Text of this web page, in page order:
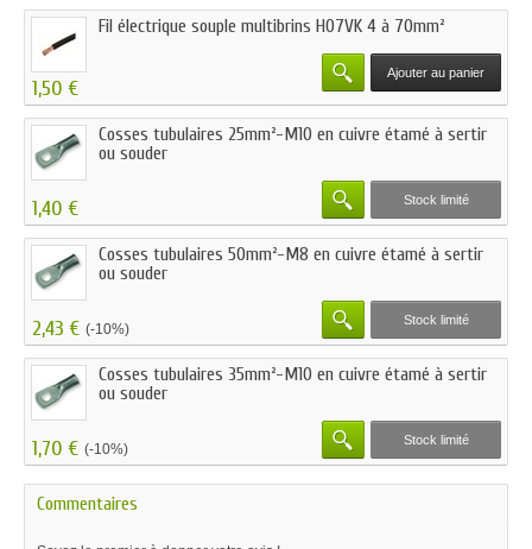
Fil électrique souple multibrins H07VK 4 à 70mm²
1,50 €
Ajouter au panier
Cosses tubulaires 25mm²-M10 en cuivre étamé à sertir
ou souder
1,40 € Stock limité
Cosses tubulaires 50mm²-M8 en cuivre étamé à sertir
ou souder
2,43 € (-10%)
Stock limité
Cosses tubulaires 35mm²-M10 en cuivre étamé à sertir
ou souder
1,70 € (-10%)
Stock limité
Commentaires